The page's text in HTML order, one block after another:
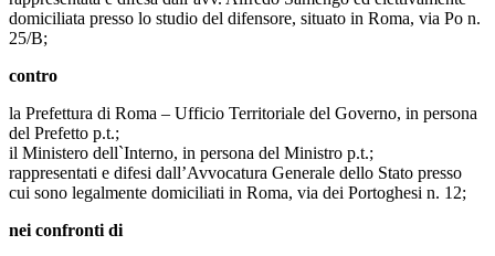
domiciliata presso lo studio del difensore, situato in Roma, via Po n.
25/B;
contro
la Prefettura di Roma – Ufficio Territoriale del Governo, in persona
del Prefetto p.t.;
il Ministero dell`Interno, in persona del Ministro p.t.;
rappresentati e difesi dall’Avvocatura Generale dello Stato presso
cui sono legalmente domiciliati in Roma, via dei Portoghesi n. 12;
nei confronti di